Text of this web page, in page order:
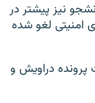
نیز پیشتر در
امنیتی لغو شده
به دلیل وکالت پرونده دراویش و